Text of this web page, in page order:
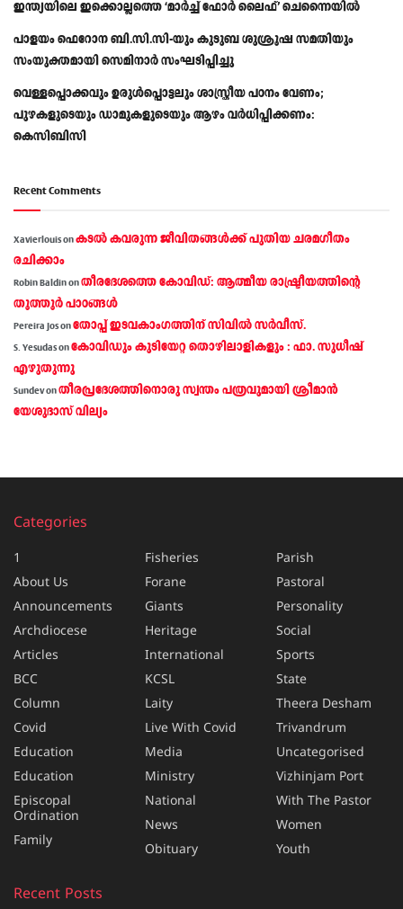
ഇന്ത്യയിലെ ഇക്കൊല്ലത്തെ ‘മാർച്ച് ഫോർ ലൈഫ്’ ചെന്നൈയിൽ
പാളയം ഫെറോന ബി.സി.സി-യും കുടുബ ശുശ്രൂഷ സമതിയും
സംയുക്തമായി സെമിനാർ സംഘടിപ്പിച്ചു
വെള്ളപ്പൊക്കവും ഉരുള്‍പ്പൊട്ടലും ശാസ്ത്രീയ പഠനം വേണം;
പുഴകളുടെയും ഡാമുകളുടെയും ആഴം വര്‍ധിപ്പിക്കണം:
കെസിബിസി
Recent Comments
Xavierlouisonകടല്‍ കവരുന്ന ജീവിതങ്ങള്‍ക്ക് പുതിയ ചരമഗീതം
രചിക്കാം
Robin Baldinonതീരദേശത്തെ കോവിഡ്: ആത്മീയ രാഷ്ട്രീയത്തിന്റെ
തൂത്തൂര്‍ പാഠങ്ങൾ
Pereira Josonതോപ്പ് ഇടവകാംഗത്തിന് സിവിൽ സർവീസ്.
S. Yesudasonകോവിഡും കുടിയേറ്റ തൊഴിലാളികളും : ഫാ. സുധീഷ്
എഴുതുന്നു
Sundevonതീരപ്രദേശത്തിനൊരു സ്വന്തം പത്രവുമായി ശ്രീമാന്‍
യേശുദാസ് വില്യം
Categories
1
About Us
Announcements
Archdiocese
Articles
BCC
Column
Covid
Education
Education
Episcopal
Ordination
Family
Fisheries
Forane
Giants
Heritage
International
KCSL
Laity
Live With Covid
Media
Ministry
National
News
Obituary
Parish
Pastoral
Personality
Social
Sports
State
Theera Desham
Trivandrum
Uncategorised
Vizhinjam Port
With The Pastor
Women
Youth
Recent Posts